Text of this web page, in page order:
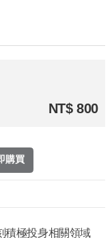
NT$ 800
購買
積極投身相關領域